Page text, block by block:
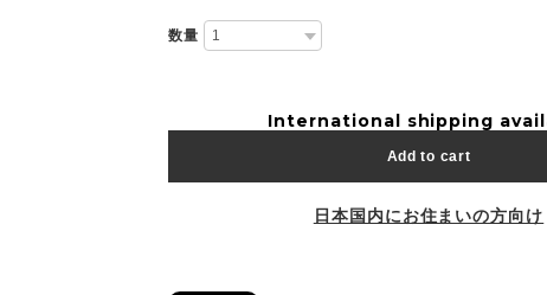
数量
International shipping
Add to cart
日本国内にお住まいの方向け